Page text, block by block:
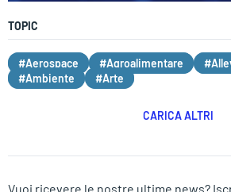
TOPIC
#Aerospace #Agroalimentare
#Ambiente
#Arte
CARICA ALTRI
Vuoi ricevere le nostre ultime news?